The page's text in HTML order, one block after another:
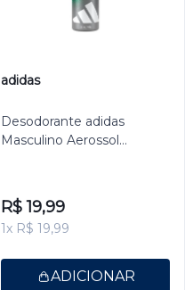
adidas
Desodorante adidas
Masculino Aerossol
R$ 19,99
1x R$ 19,99
ADICIONAR